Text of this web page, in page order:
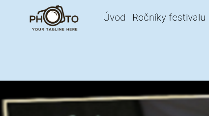
Úvod Ročníky festivalu